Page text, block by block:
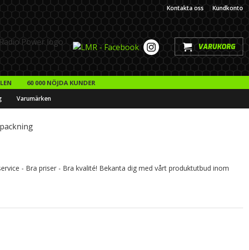
Kontakta oss Kundkonto
VARUKORG
60 000 NÖJDA KUNDER
Varumärken
- Bra priser - Bra kvalité! Bekanta dig med vårt produktutbud inom